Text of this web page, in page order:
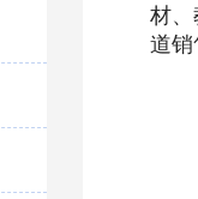
材、
道销